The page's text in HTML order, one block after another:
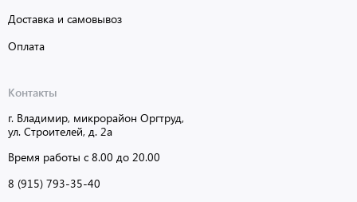
Доставка и самовывоз
Оплата
Контакты
г. Владимир, микрорайон Оргтруд,
ул. Строителей, д. 2а
Время работы с 8.00 до 20.00
8 (915) 793-35-40